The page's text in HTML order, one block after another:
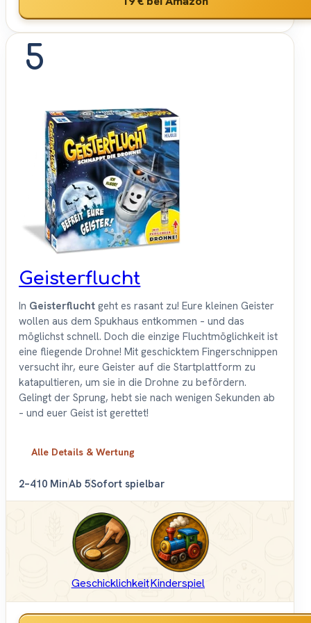
5
Geisterflucht
In Geisterflucht geht es rasant zu! Eure kleinen Geister
wollen aus dem Spukhaus entkommen – und das
möglichst schnell. Doch die einzige Fluchtmöglichkeit ist
eine fliegende Drohne! Mit geschicktem Fingerschnippen
versucht ihr, eure Geister auf die Startplattform zu
katapultieren, um sie in die Drohne zu befördern.
Gelingt der Sprung, hebt sie nach wenigen Sekunden ab
– und euer Geist ist gerettet!
Alle Details & Wertung
2–410 MinAb 5Sofort spielbar
GeschicklichkeitKinderspiel